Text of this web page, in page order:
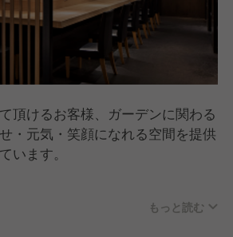
頂けるお客様、ガーデンに関わる
・元気・笑顔になれる空間を提供
います。
業員が多い職場環境です。もっと読む